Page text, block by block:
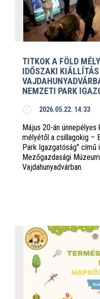
TITKOK A FÖLD
IDŐSZAKI
NEMZETI PARK
2026.05.22. 14:33
Május 20-án
mélyétől a csillagokig –
Park Igazgatóság” című
Mezőgazdasági
Vajdahunyadvárban.